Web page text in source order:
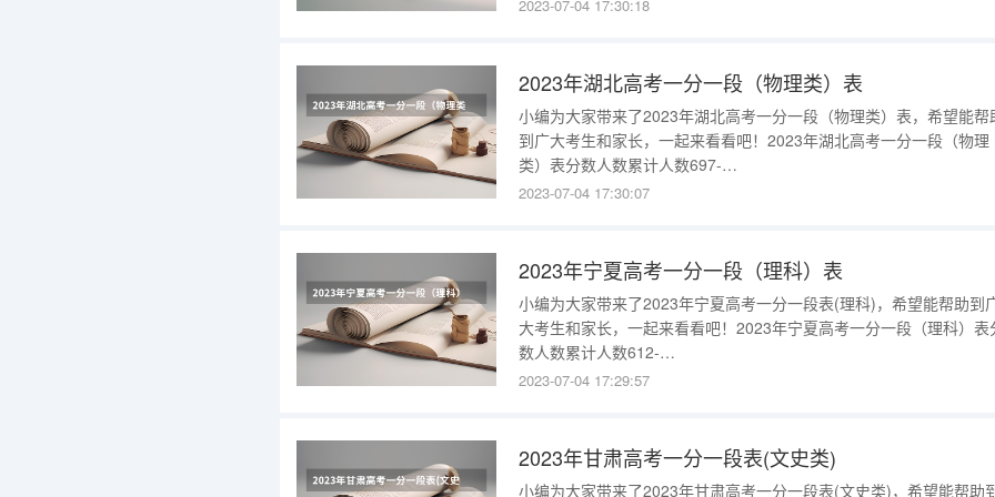
2023-07-04 17:30:18
2023年湖北高考一分一段（物理类）表
小编为大家带来了2023年湖北高考一分一段（物理类）表，希望能帮
到广大考生和家长，一起来看看吧！2023年湖北高考一分一段（物理
类）表分数人数累计人数697-
2023-07-04 17:30:07
2023年宁夏高考一分一段（理科）表
小编为大家带来了2023年宁夏高考一分一段表(理科)，希望能帮助到
大考生和家长，一起来看看吧！2023年宁夏高考一分一段（理科）表
数人数累计人数612-
2023-07-04 17:29:57
2023年甘肃高考一分一段表(文史类)
小编为大家带来了2023年甘肃高考一分一段表(文史类)，希望能帮助